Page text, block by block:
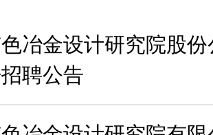
冶金设计研究院股
聘公告